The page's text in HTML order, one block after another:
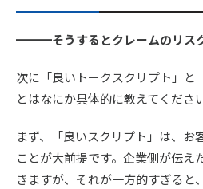
━━━そうするとクレームのリスク
次に「良いトークスクリプト」と
とはなにか具体的に教えてくださ
まず、「良いスクリプト」は、お
ことが大前提です。企業側が伝え
きますが、それが一方的すぎると